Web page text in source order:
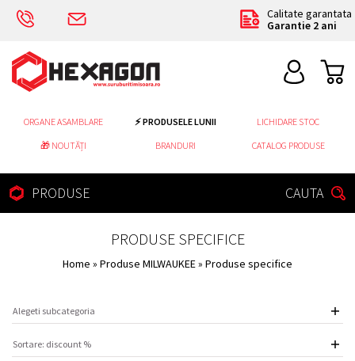
Calitate garantata
Garantie 2 ani
ORGANE ASAMBLARE ⚡ PRODUSELE LUNII
LICHIDARE STOC
🎁 NOUTĂȚI
BRANDURI CATALOG PRODUSE
PRODUSE CAUTA
PRODUSE SPECIFICE
Home » Produse MILWAUKEE» Produse specifice